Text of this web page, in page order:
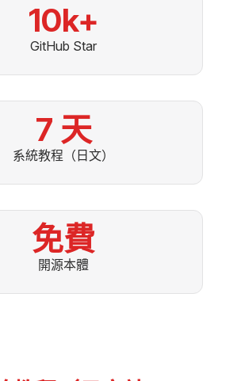
10k+
GitHub Star
7 天
系統教程（日文）
免費
開源本體